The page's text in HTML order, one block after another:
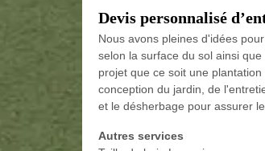
Devis personnalisé
Nous avons pleines d'idées
selon la surface du sol ainsi
projet que ce soit une
conception du jardin, de
et le désherbage pour assurer
Autres services